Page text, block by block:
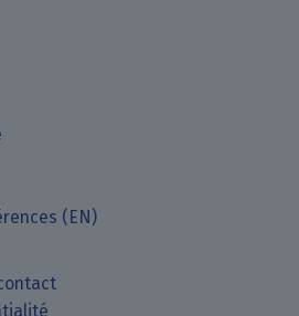
(EN)